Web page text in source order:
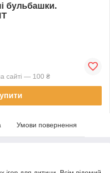
бульбашки.
сайті — 100 ₴
Умови повернення